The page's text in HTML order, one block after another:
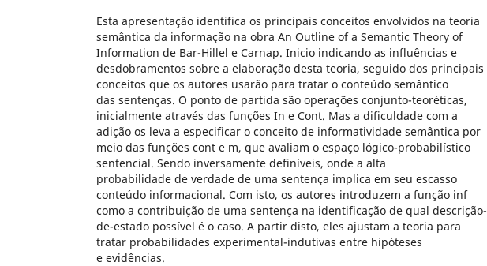
Esta apresentação identifica os principais conceitos envolvidos na teoria
semântica da informação na obra An Outline of a Semantic Theory of
Information de Bar-Hillel e Carnap. Inicio indicando as influências e
desdobramentos sobre a elaboração desta teoria, seguido dos principais
conceitos que os autores usarão para tratar o conteúdo semântico
das sentenças. O ponto de partida são operações conjunto-teoréticas,
inicialmente através das funções In e Cont. Mas a dificuldade com a
adição os leva a especificar o conceito de informatividade semântica por
meio das funções cont e m, que avaliam o espaço lógico-probabilístico
sentencial. Sendo inversamente definíveis, onde a alta
probabilidade de verdade de uma sentença implica em seu escasso
conteúdo informacional. Com isto, os autores introduzem a função inf
como a contribuição de uma sentença na identificação de qual descrição-
de-estado possível é o caso. A partir disto, eles ajustam a teoria para
tratar probabilidades experimental-indutivas entre hipóteses
e evidências.